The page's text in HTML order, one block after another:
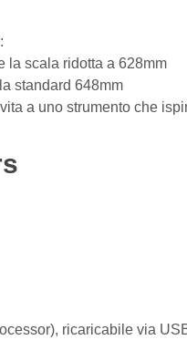
la scala ridotta a 628mm
standard 648mm
a uno strumento che
ricaricabile via